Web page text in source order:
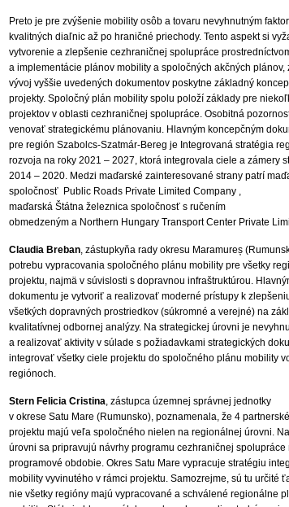
Preto je pre zvýšenie mobility osôb a tovaru nevyhnutným
kvalitných diaľnic až po hraničné priechody. Tento aspekt si
vytvorenie a zlepšenie cezhraničnej spolupráce
a implementácie plánov mobility a spoločných akčných plánov,
vývoj vyššie uvedených dokumentov poskytne základný
projekty. Spoločný plán mobility spolu položí základy pre
projektov v oblasti cezhraničnej spolupráce. Osobitná
venovať strategickému plánovaniu. Hlavným koncepčným
pre región Szabolcs-Szatmár-Bereg je Integrovaná stratégia
rozvoja na roky 2021 – 2027, ktorá integrovala ciele a zámery
2014 – 2020. Medzi maďarské zainteresované strany patrí
spoločnosť Public Roads Private Limited Company ,
maďarská Štátna železnica spoločnosť s ručením
obmedzeným a Northern Hungary Transport Center Private
Claudia Breban, zástupkyňa rady okresu Maramureș
potrebu vypracovania spoločného plánu mobility pre všetky
projektu, najmä v súvislosti s dopravnou infraštruktúrou.
dokumentu je vytvoriť a realizovať moderné prístupy k
všetkých dopravných prostriedkov (súkromné a verejné) na
kvalitatívnej odbornej analýzy. Na strategickej úrovni je
a realizovať aktivity v súlade s požiadavkami strategických
integrovať všetky ciele projektu do spoločného plánu mobility
regiónoch.
Stern Felicia Cristina, zástupca územnej správnej jednotky
v okrese Satu Mare (Rumunsko), poznamenala, že 4
projektu majú veľa spoločného nielen na regionálnej úrovni.
úrovni sa pripravujú návrhy programu cezhraničnej spolupráce
programové obdobie. Okres Satu Mare vypracuje stratégiu
mobility vyvinutého v rámci projektu. Samozrejme, sú tu určité
nie všetky regióny majú vypracované a schválené regionálne